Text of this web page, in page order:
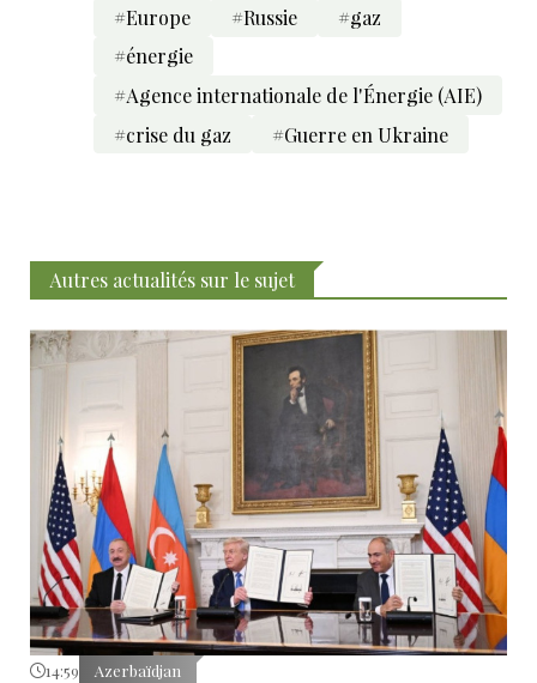
#Europe #Russie
#gaz
#énergie
#Agence internationale de l'Énergie (AIE)
#crise du gaz
#Guerre en Ukraine
Autres actualités sur le sujet
14:59 Azerbaïdjan